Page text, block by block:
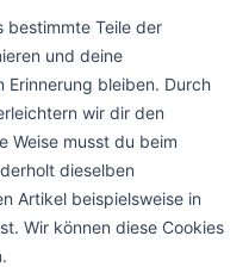
bestimmte Teile der
und deine
Erinnerung bleiben. Durch
wir dir den
Weise musst du beim
dieselben
Artikel beispielsweise in
Wir können diese Cookies